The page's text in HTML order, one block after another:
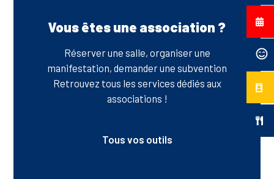
Vous êtes une association ?
Réserver une salle, organiser une
manifestation, demander une subvention
Retrouvez tous les services dédiés aux
associations !
Tous vos outils